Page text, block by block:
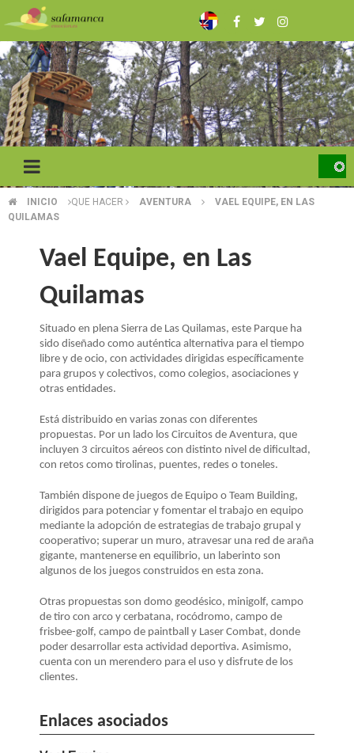
Pasar
al
contenido
principal
SOBRESCRIBIR
AYUDA
NAVEGACIÓN
INICIO QUE HACER AVENTURA
VAEL EQUIPE, EN LAS
QUILAMAS
Vael Equipe, en Las
Quilamas
Situado en plena Sierra de Las Quilamas, este Parque ha
sido diseñado como auténtica alternativa para el tiempo
libre y de ocio, con actividades dirigidas específicamente
para grupos y colectivos, como colegios, asociaciones y
otras entidades.
Está distribuido en varias zonas con diferentes
propuestas. Por un lado los Circuitos de Aventura, que
incluyen 3 circuitos aéreos con distinto nivel de dificultad,
con retos como tirolinas, puentes, redes o toneles.
También dispone de juegos de Equipo o Team Building,
dirigidos para potenciar y fomentar el trabajo en equipo
mediante la adopción de estrategias de trabajo grupal y
cooperativo; superar un muro, atravesar una red de araña
gigante, mantenerse en equilibrio, un laberinto son
algunos de los juegos construidos en esta zona.
Otras propuestas son domo geodésico, minigolf, campo
de tiro con arco y cerbatana, rocódromo, campo de
frisbee-golf, campo de paintball y Laser Combat, donde
poder desarrollar esta actividad deportiva. Asimismo,
cuenta con un merendero para el uso y disfrute de los
clientes.
Enlaces asociados